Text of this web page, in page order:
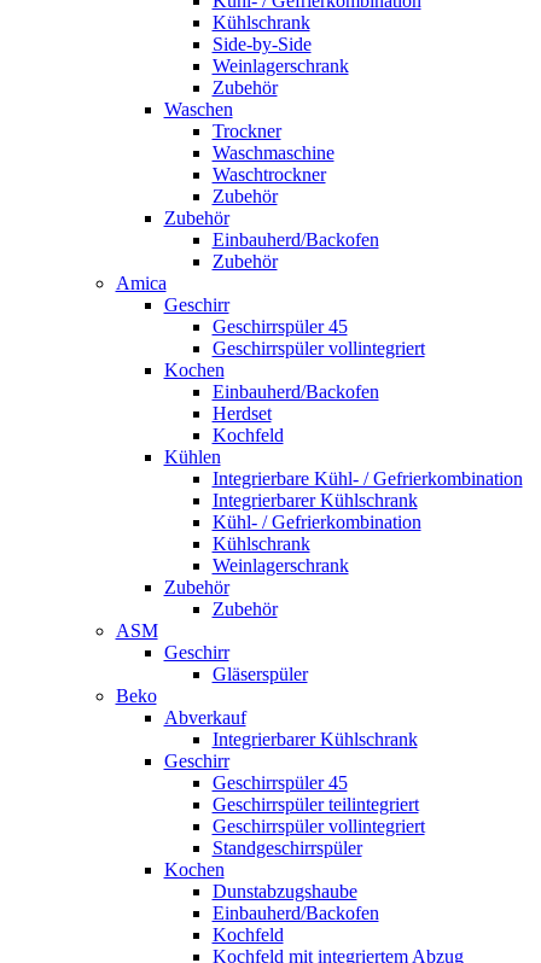
Kühlschrank
Side-by-Side
Weinlagerschrank
Zubehör
Waschen
Trockner
Waschmaschine
Waschtrockner
Zubehör
Zubehör
Einbauherd/Backofen
Zubehör
Amica
Geschirr
Geschirrspüler 45
Geschirrspüler vollintegriert
Kochen
Einbauherd/Backofen
Herdset
Kochfeld
Kühlen
Integrierbare Kühl- / Gefrierkombination
Integrierbarer Kühlschrank
Kühl- / Gefrierkombination
Kühlschrank
Weinlagerschrank
Zubehör
Zubehör
ASM
Geschirr
Gläserspüler
Beko
Abverkauf
Integrierbarer Kühlschrank
Geschirr
Geschirrspüler 45
Geschirrspüler teilintegriert
Geschirrspüler vollintegriert
Standgeschirrspüler
Kochen
Dunstabzugshaube
Einbauherd/Backofen
Kochfeld
Kochfeld mit integriertem Abzug